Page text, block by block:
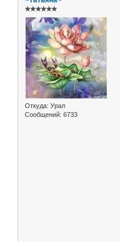
✯✯✯✯✯✯
Откуда: Урал
Сообщений: 6733